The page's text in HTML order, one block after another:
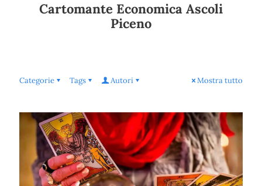
Cartomante Economica Ascoli
Piceno
Categorie Tags Autori Mostra tutto